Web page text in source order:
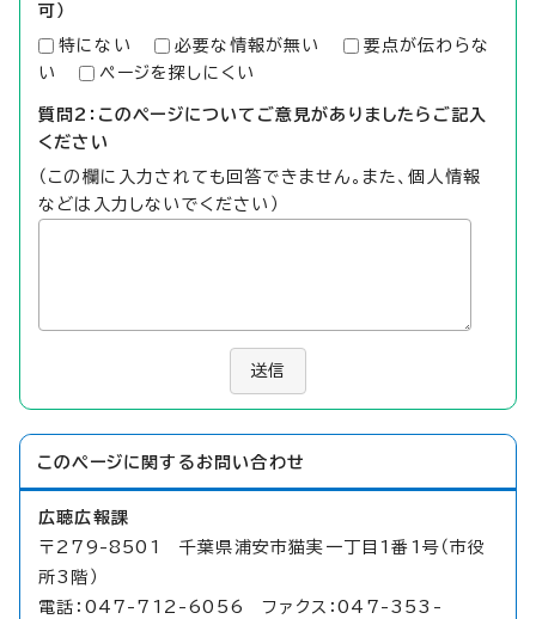
可）
特にない 必要な情報が無い
要点が伝わらな
い
ページを探しにくい
質問2：このページについてご意見がありましたらご記入
ください
（この欄に入力されても回答できません。また、個人情報
などは入力しないでください）
送信
このページに関する お問い合わせ
広聴広報課
〒279-8501 千葉県浦安市猫実一丁目1番1号（市役
所3階）
電話：047-712-6056 ファクス：047-353-